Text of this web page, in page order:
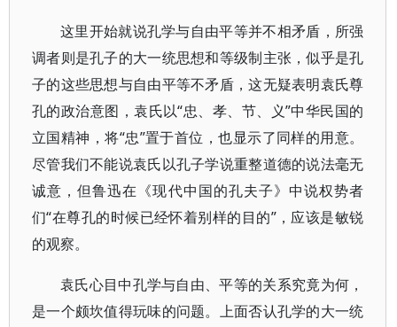
这里开始就说孔学与自由平等并不相矛盾，所强
调者则是孔子的大一统思想和等级制主张，似乎是孔
子的这些思想与自由平等不矛盾，这无疑表明袁氏尊
孔的政治意图，袁氏以“忠、孝、节、义”中华民国的
立国精神，将“忠”置于首位，也显示了同样的用意。
尽管我们不能说袁氏以孔子学说重整道德的说法毫无
诚意，但鲁迅在《现代中国的孔夫子》中说权势者
们“在尊孔的时候已经怀着别样的目的”，应该是敏锐
的观察。
袁氏心目中孔学与自由、平等的关系究竟为何，
是一个颇坎值得玩味的问题。上面否认孔学的大一统